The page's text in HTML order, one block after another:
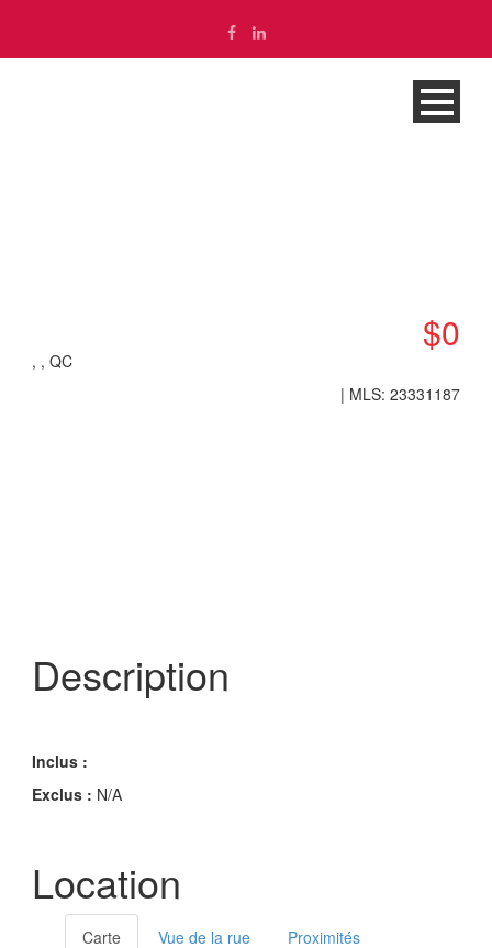
$0
, , QC
| MLS: 23331187
Description
Inclus :
Exclus : N/A
Location
Carte Vue de la rue Proximités